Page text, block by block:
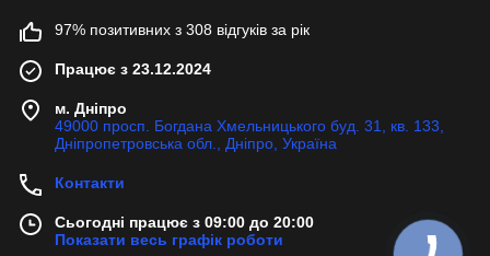
97% позитивних з 308 відгуків за рік
Працює з 23.12.2024
м. Дніпро
49000 просп. Богдана Хмельницького буд. 31, кв. 133,
Дніпропетровська обл., Дніпро, Україна
Контакти
Сьогодні працює з 09:00 до 20:00
Показати весь графік роботи